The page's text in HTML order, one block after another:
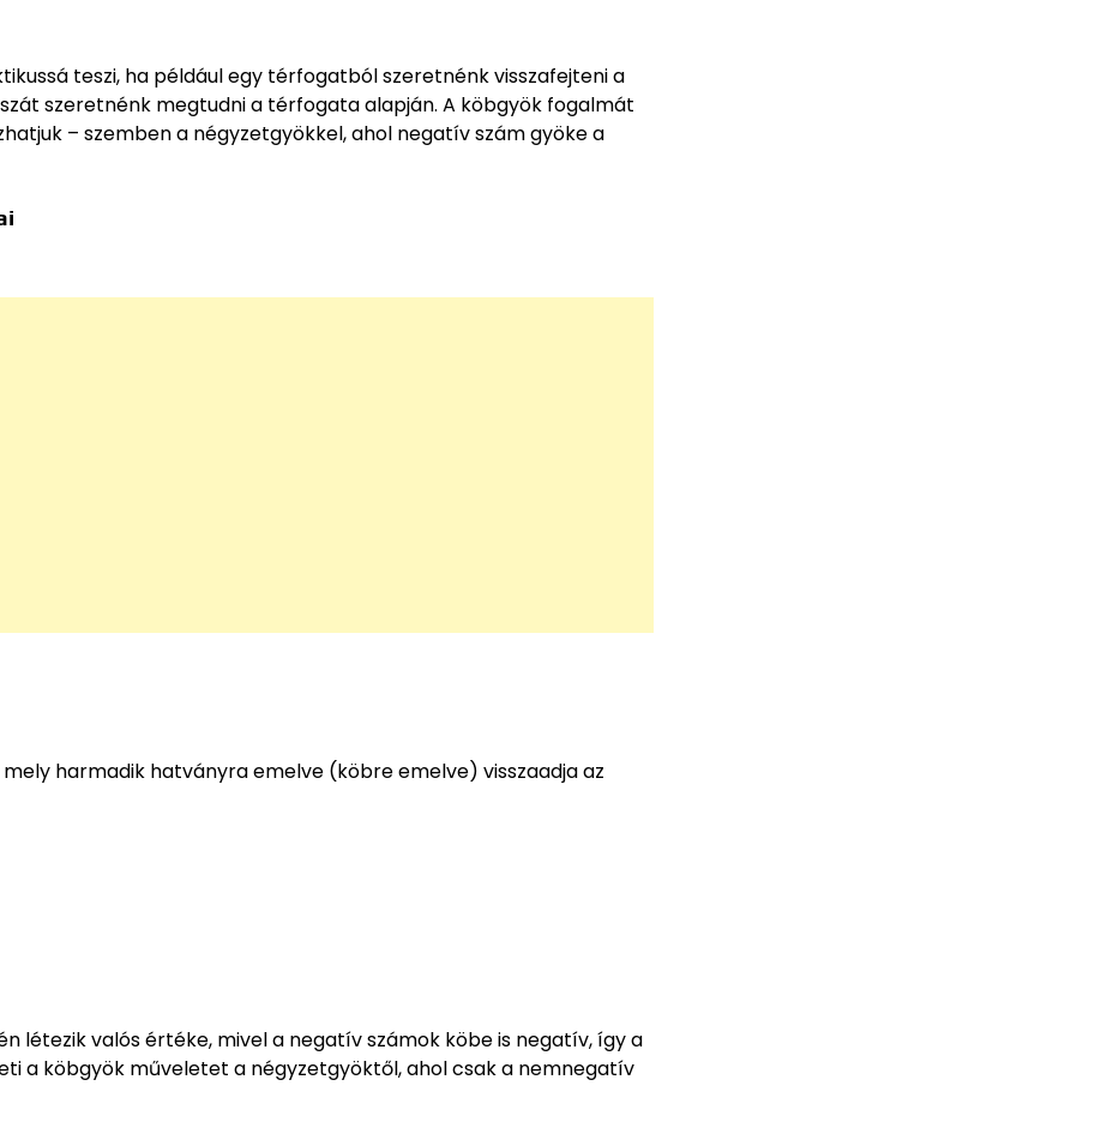
teszi, ha például egy térfogatból szeretnénk visszafejteni a
szeretnénk megtudni a térfogata alapján. A köbgyök fogalmát
– szemben a négyzetgyökkel, ahol negatív szám gyöke a
harmadik hatványra emelve (köbre emelve) visszaadja az
létezik valós értéke, mivel a negatív számok köbe is negatív, így a
a köbgyök műveletet a négyzetgyöktől, ahol csak a nemnegatív